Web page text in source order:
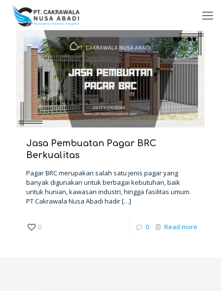
Jasa Pembuatan Pagar BRC
Berkualitas
Pagar BRC merupakan salah satu jenis pagar yang
banyak digunakan untuk berbagai kebutuhan, baik
untuk hunian, kawasan industri, hingga fasilitas umum.
PT Cakrawala Nusa Abadi hadir[…]
0 0 Read more